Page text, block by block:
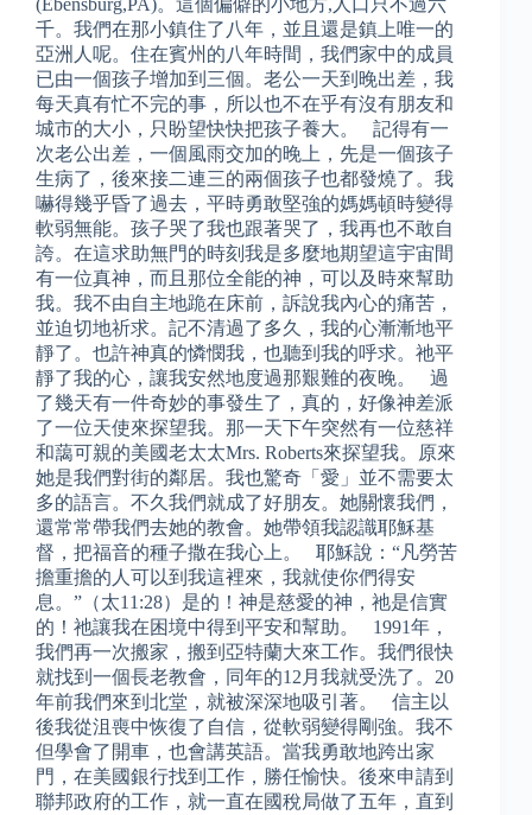
(Ebensburg,PA)。這個偏僻的小地方,人口只不過六
千。我們在那小鎮住了八年，並且還是鎮上唯一的
亞洲人呢。住在賓州的八年時間，我們家中的成員
已由一個孩子增加到三個。老公一天到晚出差，我
每天真有忙不完的事，所以也不在乎有沒有朋友和
城市的大小，只盼望快快把孩子養大。 記得有一
次老公出差，一個風雨交加的晚上，先是一個孩子
生病了，後來接二連三的兩個孩子也都發燒了。我
嚇得幾乎昏了過去，平時勇敢堅強的媽媽頓時變得
軟弱無能。孩子哭了我也跟著哭了，我再也不敢自
誇。在這求助無門的時刻我是多麼地期望這宇宙間
有一位真神，而且那位全能的神，可以及時來幫助
我。我不由自主地跪在床前，訴說我內心的痛苦，
並迫切地祈求。記不清過了多久，我的心漸漸地平
靜了。也許神真的憐憫我，也聽到我的呼求。祂平
靜了我的心，讓我安然地度過那艱難的夜晚。 過
了幾天有一件奇妙的事發生了，真的，好像神差派
了一位天使來探望我。那一天下午突然有一位慈祥
和藹可親的美國老太太Mrs. Roberts來探望我。原來
她是我們對街的鄰居。我也驚奇「愛」並不需要太
多的語言。不久我們就成了好朋友。她關懷我們，
還常常帶我們去她的教會。她帶領我認識耶穌基
督，把福音的種子撒在我心上。 耶穌說：“凡勞苦
擔重擔的人可以到我這裡來，我就使你們得安
息。”（太11:28）是的！神是慈愛的神，祂是信實
的！祂讓我在困境中得到平安和幫助。 1991年，
我們再一次搬家，搬到亞特蘭大來工作。我們很快
就找到一個長老教會，同年的12月我就受洗了。20
年前我們來到北堂，就被深深地吸引著。 信主以
後我從沮喪中恢復了自信，從軟弱變得剛強。我不
但學會了開車，也會講英語。當我勇敢地跨出家
門，在美國銀行找到工作，勝任愉快。後來申請到
聯邦政府的工作，就一直在國稅局做了五年，直到